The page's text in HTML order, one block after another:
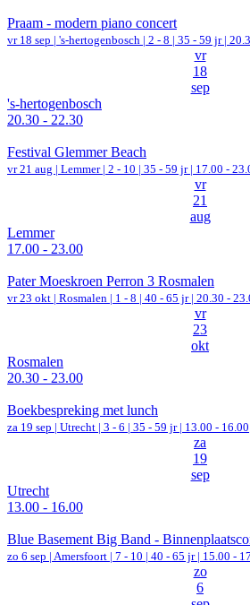
Praam - modern piano concert
vr 18 sep | 's-hertogenbosch | 2 - 8 | 35 - 59 jr |
vr
18
sep
's-hertogenbosch
20.30 - 22.30
Festival Glemmer Beach
vr 21 aug | Lemmer | 2 - 10 | 35 - 59 jr | 17.00 -
vr
21
aug
Lemmer
17.00 - 23.00
Pater Moeskroen Perron 3 Rosmalen
vr 23 okt | Rosmalen | 1 - 8 | 40 - 65 jr | 20.30 -
vr
23
okt
Rosmalen
20.30 - 23.00
Boekbespreking met lunch
za 19 sep | Utrecht | 3 - 6 | 35 - 59 jr | 13.00 - 16.00
za
19
sep
Utrecht
13.00 - 16.00
Blue Basement Big Band -
zo 6 sep | Amersfoort | 7 - 10 | 40 - 65 jr | 15.00 -
zo
6